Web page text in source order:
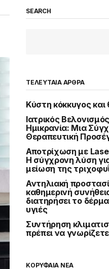
SEARCH
ΤΕΛΕΥΤΑΙΑ ΑΡΘΡΑ
Κύστη κόκκυγος και
Ιατρικός
Ημικρανία: Μια
Θεραπευτική
Αποτρίχωση με
Η σύγχρονη λύση
μείωση της
Αντηλιακή
καθημερινή
διατηρήσει το
υγιές
Συντήρηση
πρέπει να γνωρίζετε
ΚΟΡΥΦΑΙΑ ΝΕΑ